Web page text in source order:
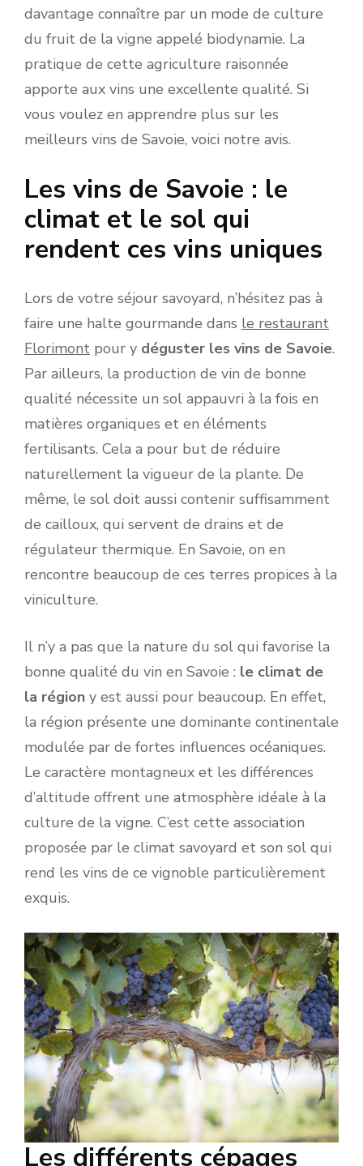
davantage connaître par un mode de culture
du fruit de la vigne appelé biodynamie. La
pratique de cette agriculture raisonnée
apporte aux vins une excellente qualité. Si
vous voulez en apprendre plus sur les
meilleurs vins de Savoie, voici notre avis.
Les vins de Savoie : le
climat et le sol qui
rendent ces vins uniques
Lors de votre séjour savoyard, n’hésitez pas à
faire une halte gourmande dans le restaurant
Florimont pour y déguster les vins de Savoie.
Par ailleurs, la production de vin de bonne
qualité nécessite un sol appauvri à la fois en
matières organiques et en éléments
fertilisants. Cela a pour but de réduire
naturellement la vigueur de la plante. De
même, le sol doit aussi contenir suffisamment
de cailloux, qui servent de drains et de
régulateur thermique. En Savoie, on en
rencontre beaucoup de ces terres propices à la
viniculture.
Il n’y a pas que la nature du sol qui favorise la
bonne qualité du vin en Savoie : le climat de
la région y est aussi pour beaucoup. En effet,
la région présente une dominante continentale
modulée par de fortes influences océaniques.
Le caractère montagneux et les différences
d’altitude offrent une atmosphère idéale à la
culture de la vigne. C’est cette association
proposée par le climat savoyard et son sol qui
rend les vins de ce vignoble particulièrement
exquis.
Les différents cépages